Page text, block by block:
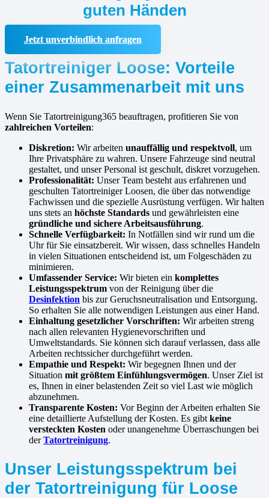
guten Händen
Jetzt unverbindlich anfragen
Tatortreiniger Loose: Vorteile
einer Zusammenarbeit mit uns
Wenn Sie Tatortreinigung365 beauftragen, profitieren Sie von
zahlreichen Vorteilen:
Diskretion: Wir arbeiten unauffällig und respektvoll, um
Ihre Privatsphäre zu wahren. Unsere Fahrzeuge sind neutral
gestaltet, und unser Personal ist geschult, diskret vorzugehen.
Professionalität: Unser Team besteht aus erfahrenen und
geschulten Tatortreiniger Loosen, die über das notwendige
Fachwissen und die spezielle Ausrüstung verfügen. Wir halten
uns stets an höchste Standards und gewährleisten eine
gründliche und sichere Arbeitsausführung.
Schnelle Verfügbarkeit: In Notfällen sind wir rund um die
Uhr für Sie einsatzbereit. Wir wissen, dass schnelles Handeln
in vielen Situationen entscheidend ist, um Folgeschäden zu
minimieren.
Umfassender Service: Wir bieten ein komplettes
Leistungsspektrum von der Reinigung über die
Desinfektion bis zur Geruchsneutralisation und Entsorgung.
So erhalten Sie alle notwendigen Leistungen aus einer Hand.
Einhaltung gesetzlicher Vorschriften: Wir arbeiten streng
nach allen relevanten Hygienevorschriften und
Umweltstandards. Sie können sich darauf verlassen, dass alle
Arbeiten rechtssicher durchgeführt werden.
Empathie und Respekt: Wir begegnen Ihnen und der
Situation mit größtem Einfühlungsvermögen. Unser Ziel ist
es, Ihnen in einer belastenden Zeit so viel Last wie möglich
abzunehmen.
Transparente Kosten: Vor Beginn der Arbeiten erhalten Sie
eine detaillierte Aufstellung der Kosten. Es gibt keine
versteckten Kosten oder unangenehme Überraschungen bei
derTatortreinigung.
Unser Leistungsspektrum bei
der Tatortreinigung für Loose